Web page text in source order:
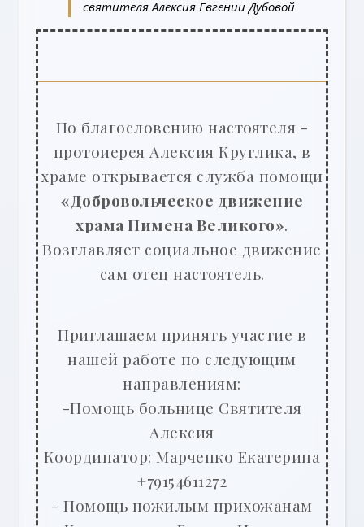
святителя Алексия Евгении Дубовой
По благословению настоятеля -
протоиерея Алексия Круглика, в
храме открывается служба помощи
«Добровольческое движение
храма Пимена Великого».
Возглавляет социальное движение
сам отец настоятель.
Приглашаем принять участие в
нашей работе по следующим
направлениям:
-Помощь больнице Святителя
Алексия
Координатор: Марченко Екатерина
+79154611272
- Помощь пожилым прихожанам